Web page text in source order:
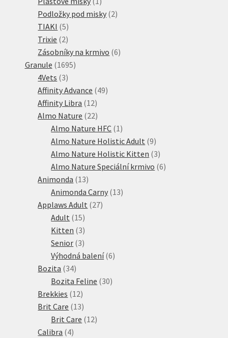
produkt
Podložky pod misky 22
TIAKI 55
produktů
Trixie 22
produkty
Zásobníky na krmivo 66
Granule 16951695
4Vets 33
produkty
Affinity Advance 4949
Affinity Libra 1212
produktů
Almo Nature 2222
produktů
Almo Nature HFC 1 1
produkt
Almo Nature Holistic Adult 99
produktů
Almo Nature Holistic Kitten 33
produkty
Almo Nature Speciální krmivo 66
Animonda 1313
produktů
Animonda Carny 1313
Applaws Adult 2727
Adult 1515
produktů
Kitten 33
produkty
Senior 33
produkty
Výhodná balení 66
Bozita 3434
produktů
Bozita Feline 3030
Brekkies 1212
produktů
Brit Care 1313
produktů
Brit Care 1212
Calibra 44